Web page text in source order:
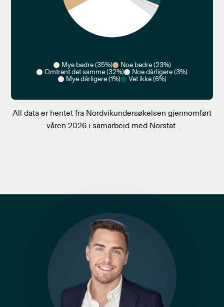
Mye bedre (35%)
Noe bedre (23%)
Omtrent det samme (32%)
Noe dårligere (3%)
Mye dårligere (1%)
Vet ikke (6%)
All data er hentet fra Nordvikundersøkelsen gjennomført
våren 2026 i samarbeid med Norstat.